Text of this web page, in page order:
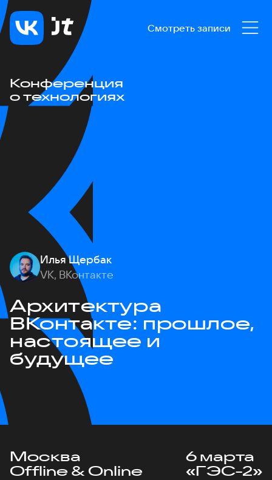
Смотреть записи
Конференция
о технологиях
Илья Щербак
VK, ВКонтакте
Архитектура
ВКонтакте: прошлое,
настоящее и
будущее
Москва
Offline & Online
6 марта
«ГЭС-2»